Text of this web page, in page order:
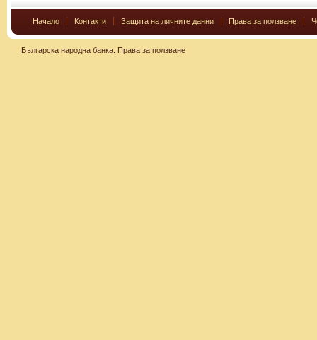
Начало Контакти Защита на личните данни Права за ползване
Българска народна банка. Права за ползване